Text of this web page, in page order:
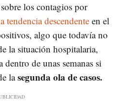
los contagios por
tendencia descendente en el
algo que todavía no
la situación hospitalaria,
de unas semanas si
lasegunda ola de casos.